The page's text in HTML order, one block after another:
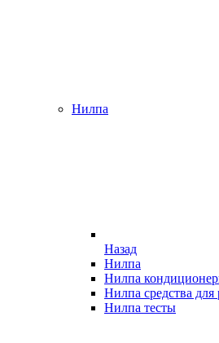
Нилпа
Назад
Нилпа
Нилпа
Нилпа средства для
Нилпа тесты